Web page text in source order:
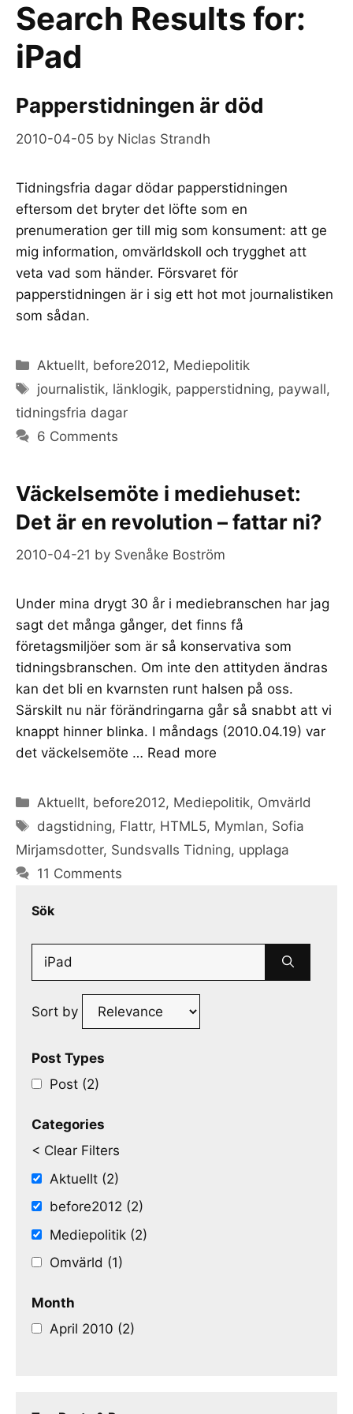
Search Results for:
iPad
Papperstidningen är död
2010-04-05 by Niclas Strandh
Tidningsfria dagar dödar papperstidningen
eftersom det bryter det löfte som en
prenumeration ger till mig som konsument: att ge
mig information, omvärldskoll och trygghet att
veta vad som händer. Försvaret för
papperstidningen är i sig ett hot mot journalistiken
som sådan.
Categories
Aktuellt, before2012, Mediepolitik
Tags
journalistik, länklogik, papperstidning, paywall,
tidningsfria dagar
6 Comments
Väckelsemöte i mediehuset:
Det är en revolution – fattar ni?
2010-04-21 by Svenåke Boström
Under mina drygt 30 år i mediebranschen har jag
sagt det många gånger, det finns få
företagsmiljöer som är så konservativa som
tidningsbranschen. Om inte den attityden ändras
kan det bli en kvarnsten runt halsen på oss.
Särskilt nu när förändringarna går så snabbt att vi
knappt hinner blinka. I måndags (2010.04.19) var
det väckelsemöte … Read more
Categories
Aktuellt, before2012, Mediepolitik, Omvärld
Tags
dagstidning, Flattr, HTML5, Mymlan, Sofia
Mirjamsdotter, Sundsvalls Tidning, upplaga
11 Comments
Sök
Search
Sort by
Post Types
Post (2)
Categories
< Clear Filters
Aktuellt (2)
before2012 (2)
Mediepolitik (2)
Omvärld (1)
Month
April 2010 (2)